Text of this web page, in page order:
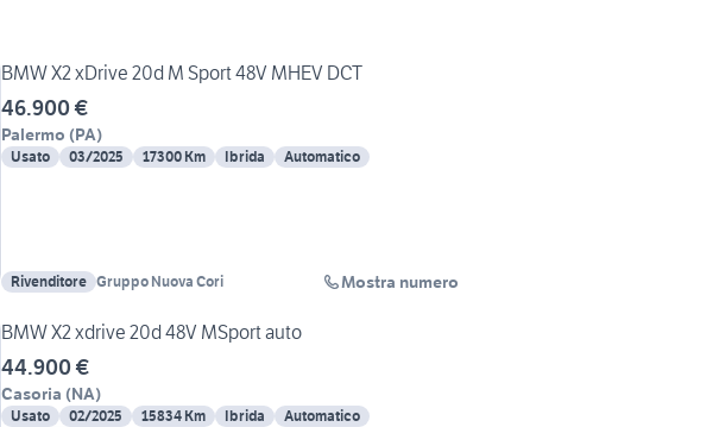
BMW X2 xDrive 20d M Sport 48V MHEV DCT
46.900 €
Palermo (PA)
Usato 03/2025 17300 Km Ibrida Automatico
Rivenditore Gruppo Nuova Cori Mostra numero
BMW X2 xdrive 20d 48V MSport auto
44.900 €
Casoria (NA)
Usato 02/2025 15834 Km Ibrida
Automatico